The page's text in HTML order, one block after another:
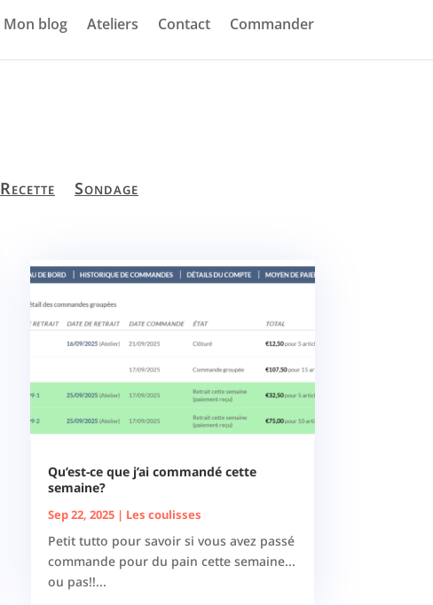
Mon blog Ateliers Contact Commander
Recette Sondage
Qu’est-ce que j’ai commandé cette
semaine?
Sep 22, 2025| Les coulisses
Petit tutto pour savoir si vous avez passé
commande pour du pain cette semaine...
ou pas!!...